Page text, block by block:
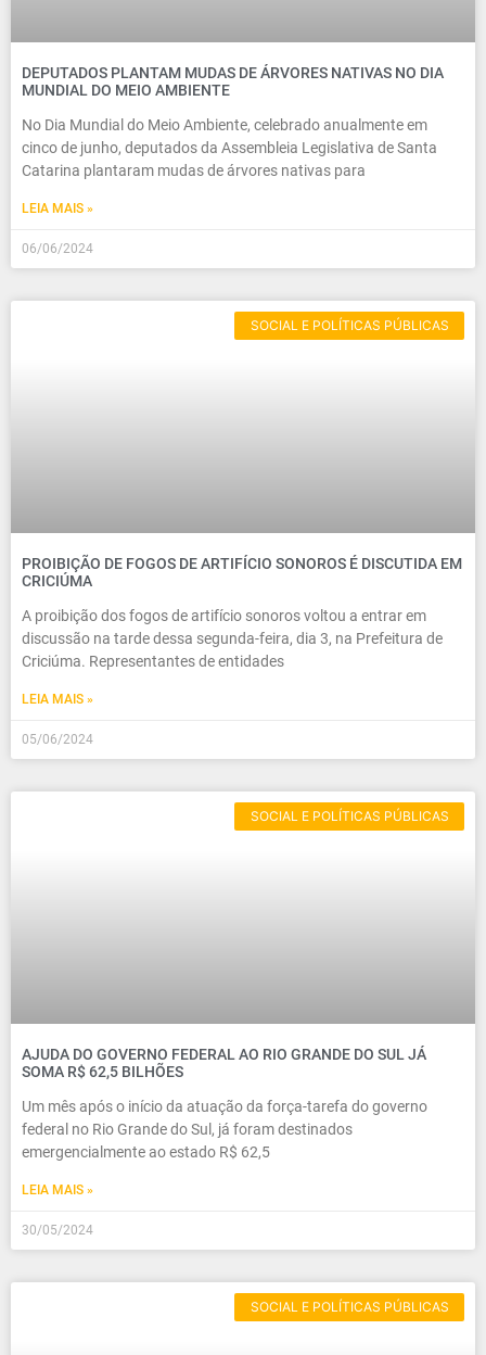
DEPUTADOS PLANTAM MUDAS DE ÁRVORES NATIVAS NO DIA
MUNDIAL DO MEIO AMBIENTE
No Dia Mundial do Meio Ambiente, celebrado anualmente em
cinco de junho, deputados da Assembleia Legislativa de Santa
Catarina plantaram mudas de árvores nativas para
LEIA MAIS »
06/06/2024
SOCIAL E POLÍTICAS PÚBLICAS
PROIBIÇÃO DE FOGOS DE ARTIFÍCIO SONOROS É DISCUTIDA EM
CRICIÚMA
A proibição dos fogos de artifício sonoros voltou a entrar em
discussão na tarde dessa segunda-feira, dia 3, na Prefeitura de
Criciúma. Representantes de entidades
LEIA MAIS »
05/06/2024
SOCIAL E POLÍTICAS PÚBLICAS
AJUDA DO GOVERNO FEDERAL AO RIO GRANDE DO SUL JÁ
SOMA R$ 62,5 BILHÕES
Um mês após o início da atuação da força-tarefa do governo
federal no Rio Grande do Sul, já foram destinados
emergencialmente ao estado R$ 62,5
LEIA MAIS »
30/05/2024
SOCIAL E POLÍTICAS PÚBLICAS